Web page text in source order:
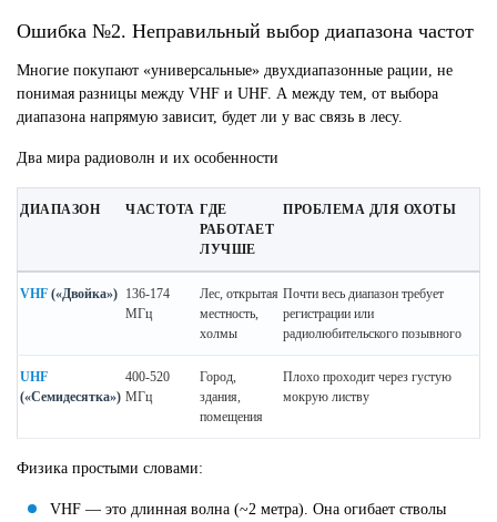
Ошибка №2. Неправильный выбор диапазона частот
Многие покупают «универсальные» двухдиапазонные рации, не
понимая разницы между VHF и UHF. А между тем, от выбора
диапазона напрямую зависит, будет ли у вас связь в лесу.
Два мира радиоволн и их особенности
ДИАПАЗОН ЧАСТОТА ГДЕ
РАБОТАЕТ
ЛУЧШЕ
ПРОБЛЕМА ДЛЯ ОХОТЫ
VHF («Двойка») 136-174
МГц
Лес, открытая
местность,
холмы
Почти весь диапазон требует
регистрации или
радиолюбительского позывного
UHF
(«Семидесятка»)
400-520
МГц
Город,
здания,
помещения
Плохо проходит через густую
мокрую листву
Физика простыми словами:
VHF — это длинная волна (~2 метра). Она огибает стволы